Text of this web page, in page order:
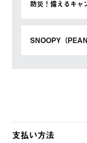
防災！備えるキャ
SNOOPY（
支払い方法